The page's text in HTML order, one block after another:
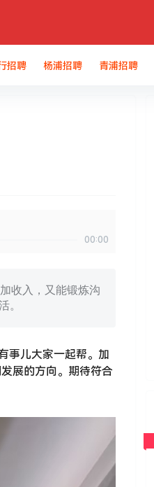
招聘 杨浦招聘 青浦招聘
00:00
收入，又能锻炼沟
。
事儿大家一起帮。加
展的方向。期待符合